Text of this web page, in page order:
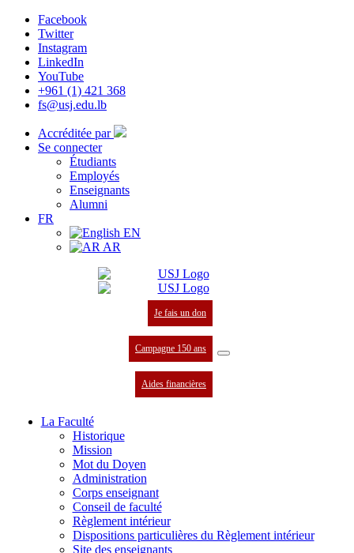
Facebook
Twitter
Instagram
LinkedIn
YouTube
+961 (1) 421 368
fs@usj.edu.lb
Accréditée par
Se connecter
Étudiants
Employés
Enseignants
Alumni
FR
EN
AR
Je fais un don
Campagne 150 ans
Aides financières
La Faculté
Historique
Mission
Mot du Doyen
Administration
Corps enseignant
Conseil de faculté
Règlement intérieur
Dispositions particulières du Règlement intérieur
Site des enseignants